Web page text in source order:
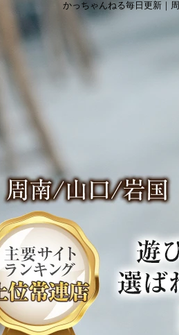
かっちゃんねる毎日更新｜